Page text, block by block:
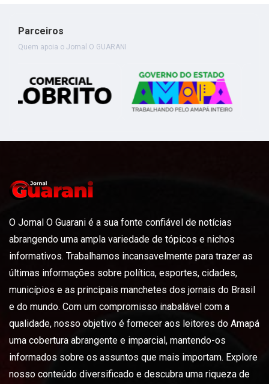
Parceiros
Quem apoia o Jornal O GUARANI
O Jornal O Guarani é a sua fonte confiável de notícias
abrangendo uma ampla variedade de tópicos e nichos
informativos. Trabalhamos incansavelmente para trazer as
últimas informações sobre política, esportes, cidades,
municípios e as principais manchetes dos jornais do Brasil
e do mundo. Com um compromisso inabalável com a
qualidade, nosso objetivo é fornecer aos leitores do Amapá
uma cobertura abrangente e imparcial, mantendo-os
informados sobre os assuntos que mais importam. Explore
nosso conteúdo diversificado e descubra uma riqueza de